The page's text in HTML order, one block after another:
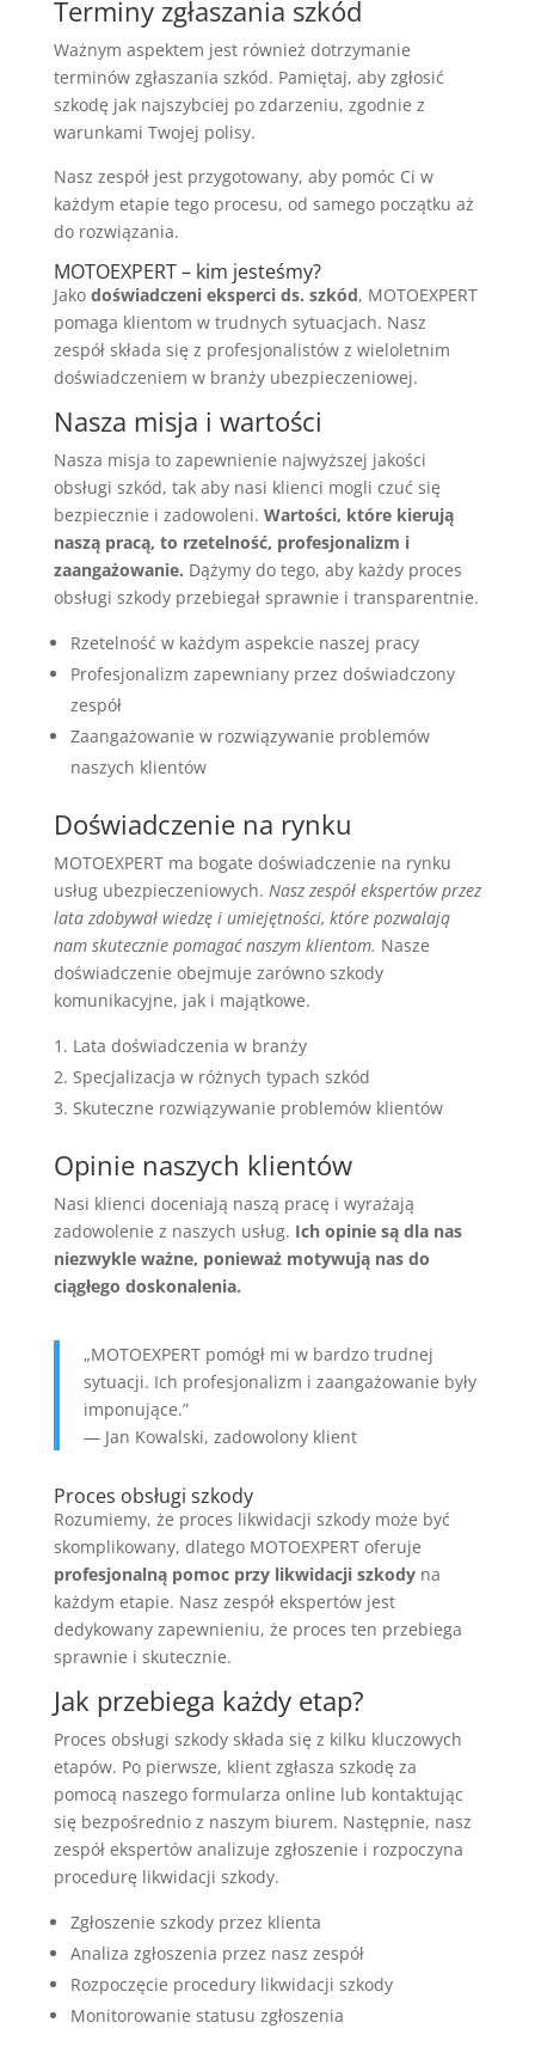
Terminy zgłaszania szkód
Ważnym aspektem jest również dotrzymanie
terminów zgłaszania szkód. Pamiętaj, aby zgłosić
szkodę jak najszybciej po zdarzeniu, zgodnie z
warunkami Twojej polisy.
Nasz zespół jest przygotowany, aby pomóc Ci w
każdym etapie tego procesu, od samego początku aż
do rozwiązania.
MOTOEXPERT – kim jesteśmy?
Jako doświadczeni eksperci ds. szkód, MOTOEXPERT
pomaga klientom w trudnych sytuacjach. Nasz
zespół składa się z profesjonalistów z wieloletnim
doświadczeniem w branży ubezpieczeniowej.
Nasza misja i wartości
Nasza misja to zapewnienie najwyższej jakości
obsługi szkód, tak aby nasi klienci mogli czuć się
bezpiecznie i zadowoleni. Wartości, które kierują
naszą pracą, to rzetelność, profesjonalizm i
zaangażowanie. Dążymy do tego, aby każdy proces
obsługi szkody przebiegał sprawnie i transparentnie.
Rzetelność w każdym aspekcie naszej pracy
Profesjonalizm zapewniany przez doświadczony
zespół
Zaangażowanie w rozwiązywanie problemów
naszych klientów
Doświadczenie na rynku
MOTOEXPERT ma bogate doświadczenie na rynku
usług ubezpieczeniowych. Nasz zespół ekspertów przez
lata zdobywał wiedzę i umiejętności, które pozwalają
nam skutecznie pomagać naszym klientom. Nasze
doświadczenie obejmuje zarówno szkody
komunikacyjne, jak i majątkowe.
Lata doświadczenia w branży
Specjalizacja w różnych typach szkód
Skuteczne rozwiązywanie problemów klientów
Opinie naszych klientów
Nasi klienci doceniają naszą pracę i wyrażają
zadowolenie z naszych usług. Ich opinie są dla nas
niezwykle ważne, ponieważ motywują nas do
ciągłego doskonalenia.
„MOTOEXPERT pomógł mi w bardzo trudnej
sytuacji. Ich profesjonalizm i zaangażowanie były
imponujące.”
— Jan Kowalski, zadowolony klient
Proces obsługi szkody
Rozumiemy, że proces likwidacji szkody może być
skomplikowany, dlatego MOTOEXPERT oferuje
profesjonalną pomoc przy likwidacji szkodyna
każdym etapie. Nasz zespół ekspertów jest
dedykowany zapewnieniu, że proces ten przebiega
sprawnie i skutecznie.
Jak przebiega każdy etap?
Proces obsługi szkody składa się z kilku kluczowych
etapów. Po pierwsze, klient zgłasza szkodę za
pomocą naszego formularza online lub kontaktując
się bezpośrednio z naszym biurem. Następnie, nasz
zespół ekspertów analizuje zgłoszenie i rozpoczyna
procedurę likwidacji szkody.
Zgłoszenie szkody przez klienta
Analiza zgłoszenia przez nasz zespół
Rozpoczęcie procedury likwidacji szkody
Monitorowanie statusu zgłoszenia